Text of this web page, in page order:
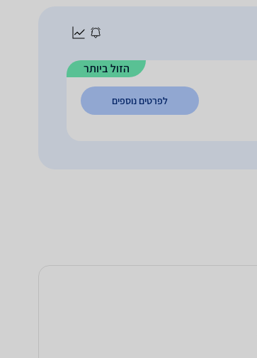
הזול ביותר
לפרטים נוספים